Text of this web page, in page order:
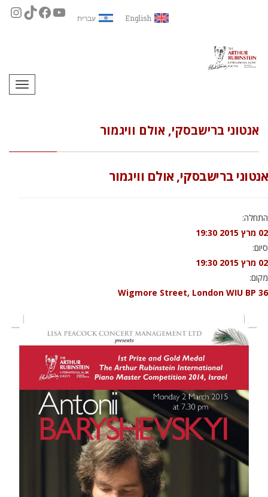
English עברית
אנטוני ברישבסקי, אולם וויגמור
אנטוני ברישבסקי, אולם וויגמור
התחלה:
02 מרץ 2015 19:30
סיום:
02 מרץ 2015 19:30
מקום:
36 Wigmore Street, London WIU BP